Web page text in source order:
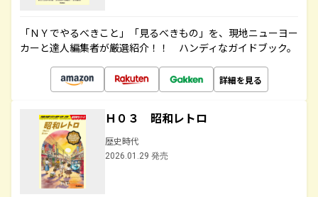
「ＮＹでやるべきこと」「見るべきもの」を、現地ニューヨー
カーと達人編集者が厳選紹介！！ ハンディなガイドブック。
詳細を見る
Ｈ０３ 昭和レトロ
歴史時代
2026.01.29 発売